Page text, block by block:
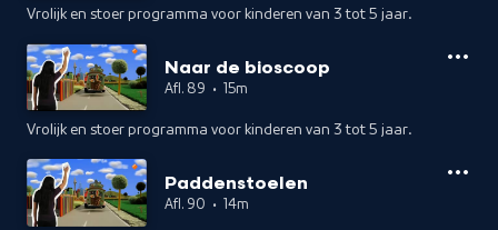
Vrolijk en stoer programma voor kinderen van 3 tot 5 jaar.
Naar de bioscoop
Afl. 89 • 15m
Vrolijk en stoer programma voor kinderen van 3 tot 5 jaar.
Paddenstoelen
Afl. 90 • 14m